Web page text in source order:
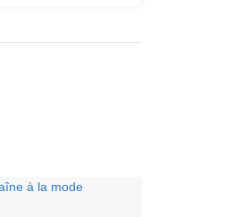
à la mode